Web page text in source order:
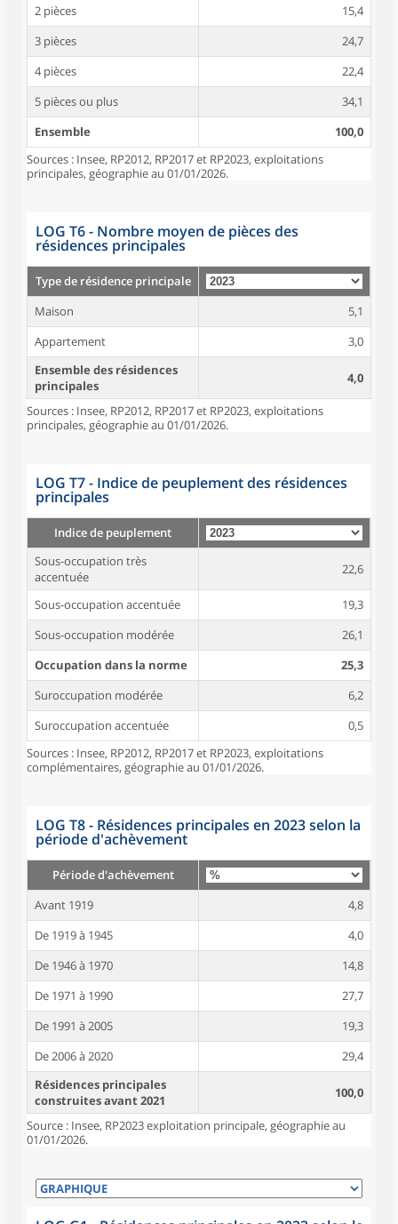
2 pièces
15,4
3 pièces
24,7
4 pièces
22,4
5 pièces ou plus
34,1
Ensemble
100,0
Sources : Insee, RP2012, RP2017 et RP2023, exploitations
principales, géographie au 01/01/2026.
LOG T6 - Nombre moyen de pièces des
résidences principales
Type de résidence principale
Maison
5,1
Appartement
3,0
Ensemble des résidences
principales
4,0
Sources : Insee, RP2012, RP2017 et RP2023, exploitations
principales, géographie au 01/01/2026.
LOG T7 - Indice de peuplement des résidences
principales
Indice de peuplement
Sous-occupation très
accentuée
22,6
Sous-occupation accentuée
19,3
Sous-occupation modérée
26,1
Occupation dans la norme
25,3
Suroccupation modérée
6,2
Suroccupation accentuée
0,5
Sources : Insee, RP2012, RP2017 et RP2023, exploitations
complémentaires, géographie au 01/01/2026.
LOG T8 - Résidences principales en 2023 selon la
période d'achèvement
Période d'achèvement
Avant 1919
4,8
De 1919 à 1945
4,0
De 1946 à 1970
14,8
De 1971 à 1990
27,7
De 1991 à 2005
19,3
De 2006 à 2020
29,4
Résidences principales
construites avant 2021
100,0
Source : Insee, RP2023 exploitation principale, géographie au
01/01/2026.